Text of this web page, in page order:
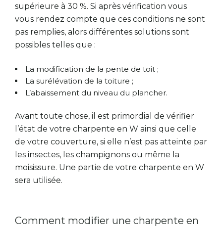
supérieure à 30 %. Si après vérification vous
vous rendez compte que ces conditions ne sont
pas remplies, alors différentes solutions sont
possibles telles que :
La modification de la pente de toit ;
La surélévation de la toiture ;
L’abaissement du niveau du plancher.
Avant toute chose, il est primordial de vérifier
l’état de votre charpente en W ainsi que celle
de votre couverture, si elle n’est pas atteinte par
les insectes, les champignons ou même la
moisissure. Une partie de votre charpente en W
sera utilisée.
Comment modifier une charpente en